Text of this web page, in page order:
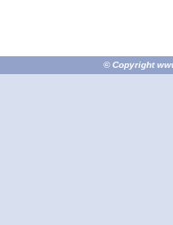
© Copyright